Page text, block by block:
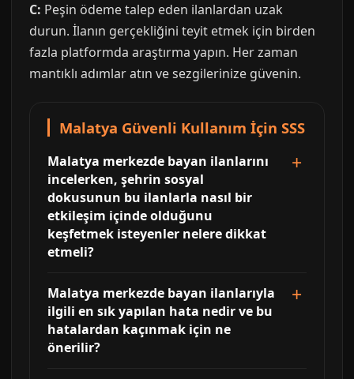
C: Peşin ödeme talep eden ilanlardan uzak
durun. İlanın gerçekliğini teyit etmek için birden
fazla platformda araştırma yapın. Her zaman
mantıklı adımlar atın ve sezgilerinize güvenin.
Malatya Güvenli Kullanım İçin SSS
Malatya merkezde bayan ilanlarını
incelerken, şehrin sosyal
dokusunun bu ilanlarla nasıl bir
etkileşim içinde olduğunu
keşfetmek isteyenler nelere dikkat
etmeli?
Malatya merkezde bayan ilanlarıyla
ilgili en sık yapılan hata nedir ve bu
hatalardan kaçınmak için ne
önerilir?